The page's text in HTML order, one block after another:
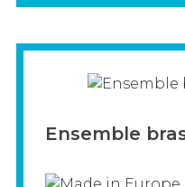
Ensemble